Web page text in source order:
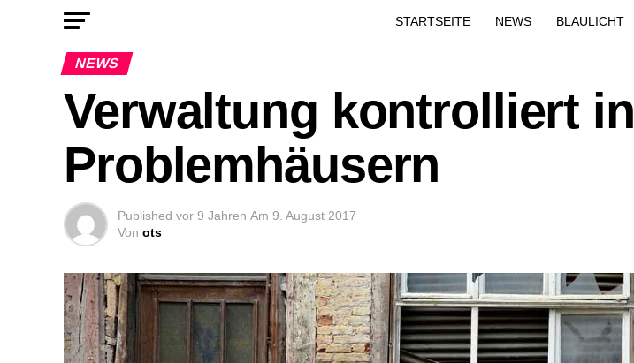
STARTSEITE NEWS BLAULICHT
NEWS
Verwaltung kontrolliert in
Problemhäusern
Published vor 9 Jahren Am 9. August 2017
Von ots